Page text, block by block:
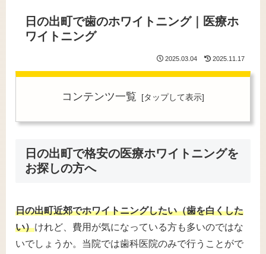
日の出町で歯のホワイトニング｜医療ホ
ワイトニング
2025.03.04 2025.11.17
コンテンツ一覧
日の出町で格安の医療ホワイトニングを
お探しの方へ
日の出町近郊でホワイトニングしたい（歯を白くした
い）けれど、費用が気になっている方も多いのではな
いでしょうか。当院では歯科医院のみで行うことがで